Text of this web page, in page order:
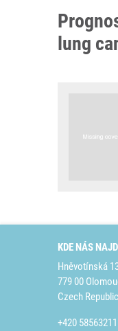
lung
KDE NÁS
Hněvotínská
779 00
Czech Republic
+420